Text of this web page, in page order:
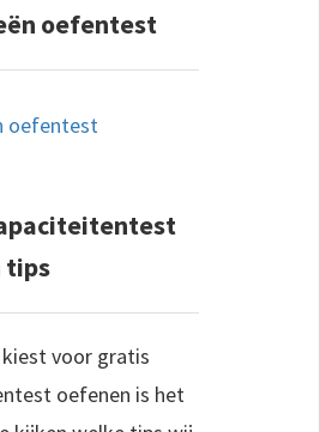
oefentest
oefentest
tips
voor gratis
oefenen is het